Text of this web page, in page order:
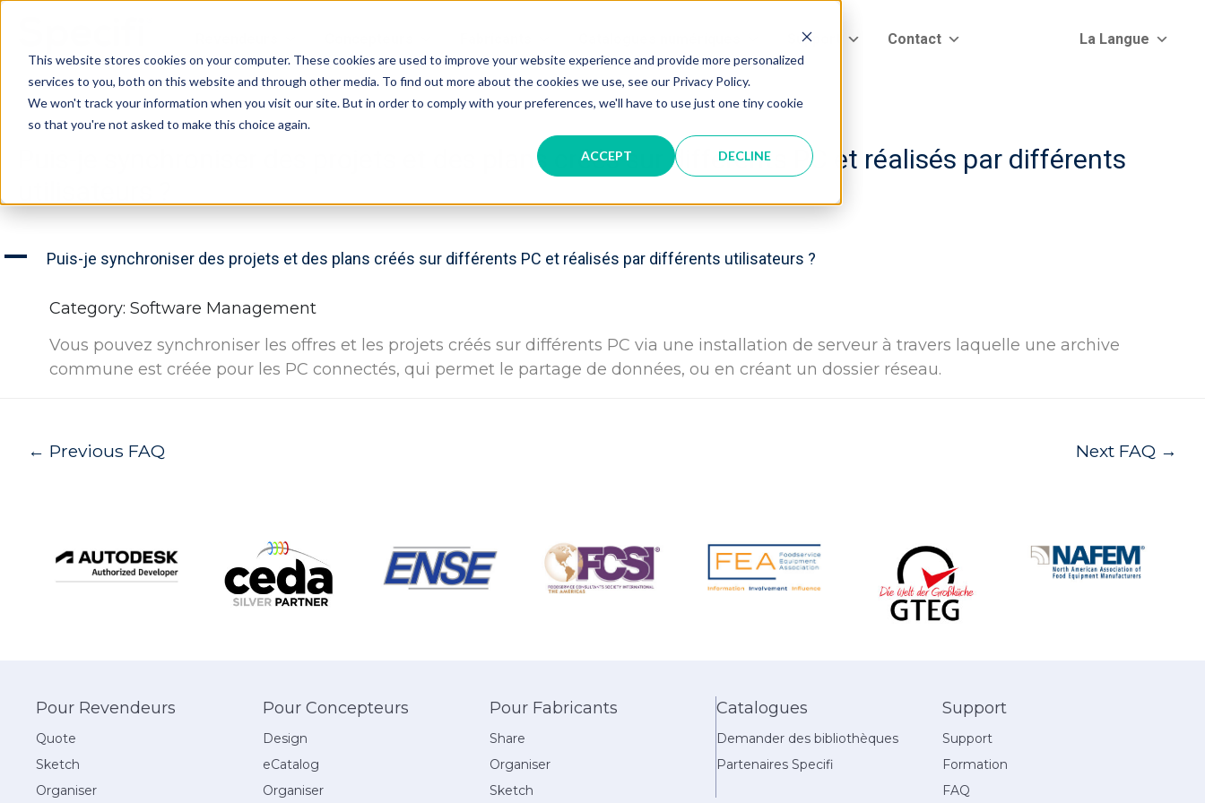
This website stores cookies on your computer. These cookies are used to improve your website experience and provide more personalized
services to you, both on this website and through other media. To find out more about the cookies we use, see our Privacy Policy.
We won't track your information when you visit our site. But in order to comply with your preferences, we'll have to use just one tiny cookie
so that you're not asked to make this choice again.
ACCEPT DECLINE
content
Support Contact La Langue
Puis-je synchroniser des projets et des plans créés sur différents PC et réalisés par différents
A Puis-je synchroniser des projets et des plans créés sur différents PC et réalisés par différents utilisateurs ?
Category: Software Management
Vous pouvez synchroniser les offres et les projets créés sur différents PC via une installation de serveur à travers laquelle une archive
commune est créée pour les PC connectés, qui permet le partage de données, ou en créant un dossier réseau.
← Previous FAQ Next FAQ →
Pour Revendeurs
Quote
Sketch
Organiser
Pour Concepteurs
Design
eCatalog
Organiser
Pour Fabricants
Share
Organiser
Sketch
Catalogues
Demander des bibliothèques
Partenaires Specifi
Support
Support
Formation
FAQ